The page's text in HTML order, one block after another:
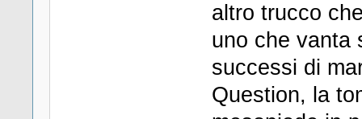
altro trucco
uno che vanta
successi di
Question, la